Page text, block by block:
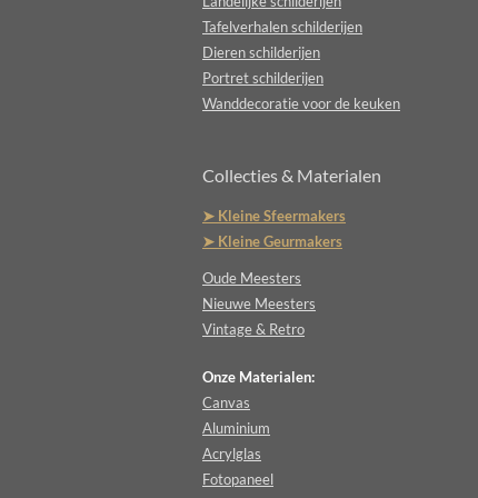
Tafelverhalen schilderijen
Dieren schilderijen
Portret schilderijen
Wanddecoratie voor de keuken
Collecties & Materialen
➤ Kleine Sfeermakers
➤ Kleine Geurmakers
Oude Meesters
Nieuwe Meesters
Vintage & Retro
Onze Materialen:
Canvas
Aluminium
Acrylglas
Fotopaneel